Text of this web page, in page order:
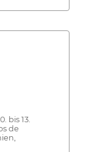
bis 13.
de